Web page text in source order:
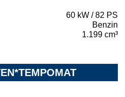
60 kW / 82 PS
Benzin
1.199 cm³